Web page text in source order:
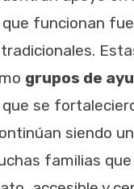
funcionan
grupos de
se
siendo
familias